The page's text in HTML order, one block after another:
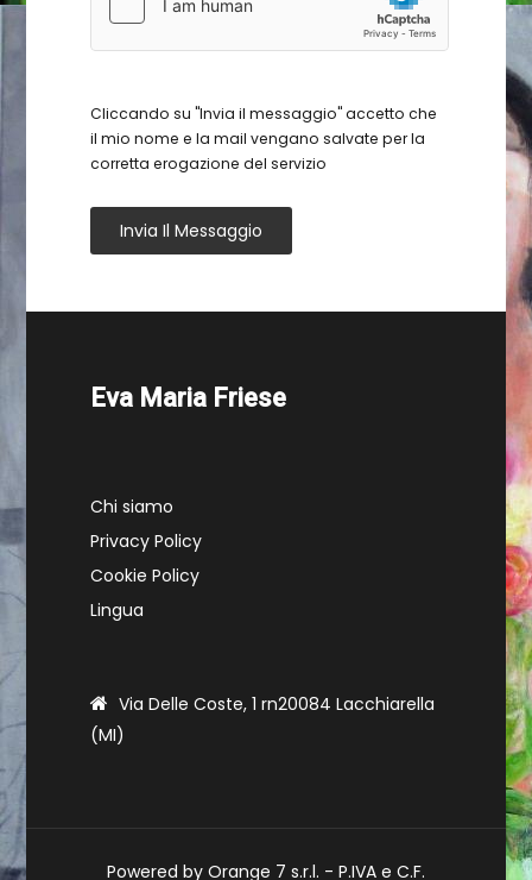
Cliccando su "Invia il messaggio" accetto che
il mio nome e la mail vengano salvate per la
corretta erogazione del servizio
Invia Il Messaggio
Eva Maria Friese
Chi siamo
Privacy Policy
Cookie Policy
Lingua
Via Delle Coste, 1 rn20084 Lacchiarella
(MI)
Powered by Orange 7 s.r.l. - P.IVA e C.F.